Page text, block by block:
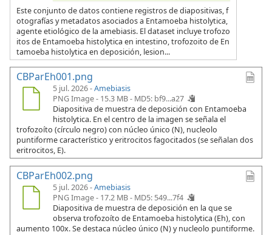
Este conjunto de datos contiene registros de diapositivas, f
otografías y metadatos asociados a Entamoeba histolytica,
agente etiológico de la amebiasis. El dataset incluye trofozo
itos de Entamoeba histolytica en intestino, trofozoito de En
tamoeba histolytica en deposición, lesion...
CBParEh001.png
5 jul. 2026 -Amebiasis
PNG Image - 15.3 MB - MD5: bf9...a27
Diapositiva de muestra de deposición con Entamoeba
histolytica. En el centro de la imagen se señala el
trofozoíto (círculo negro) con núcleo único (N), nucleolo
puntiforme característico y eritrocitos fagocitados (se señalan dos
eritrocitos, E).
CBParEh002.png
5 jul. 2026 -Amebiasis
PNG Image - 17.2 MB - MD5: 549...7f4
Diapositiva de muestra de deposición en la que se
observa trofozoíto de Entamoeba histolytica (Eh), con
aumento 100x. Se destaca núcleo único (N) y nucleolo puntiforme.